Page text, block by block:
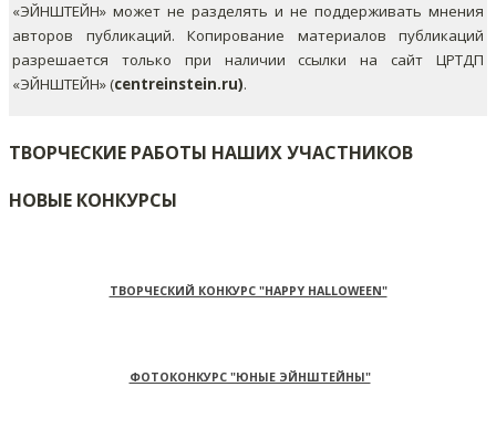
«ЭЙНШТЕЙН» может не разделять и не поддерживать мнения
авторов публикаций. Копирование материалов публикаций
разрешается только при наличии ссылки на сайт ЦРТДП
«ЭЙНШТЕЙН» (centreinstein.ru).
ТВОРЧЕСКИЕ РАБОТЫ НАШИХ УЧАСТНИКОВ
НОВЫЕ КОНКУРСЫ
ТВОРЧЕСКИЙ КОНКУРС "HAPPY HALLOWEEN"
ФОТОКОНКУРС "ЮНЫЕ ЭЙНШТЕЙНЫ"